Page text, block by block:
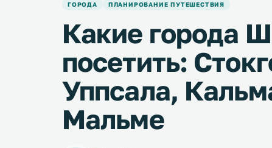
ГОРОДА ПЛАНИРОВАНИЕ ПУТЕШЕСТВИЯ
Какие города
посетить:
Уппсала,
Мальме